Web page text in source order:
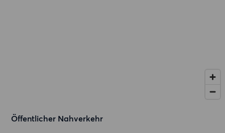
Öffentlicher Nahverkehr